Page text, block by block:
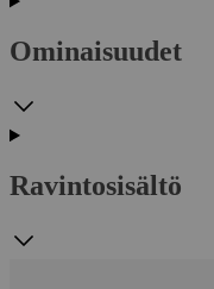
Ominaisuudet
Ravintosisältö